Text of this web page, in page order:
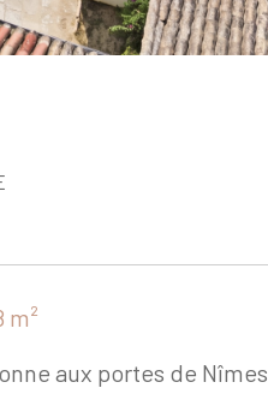
m²
aux portes de Nîmes